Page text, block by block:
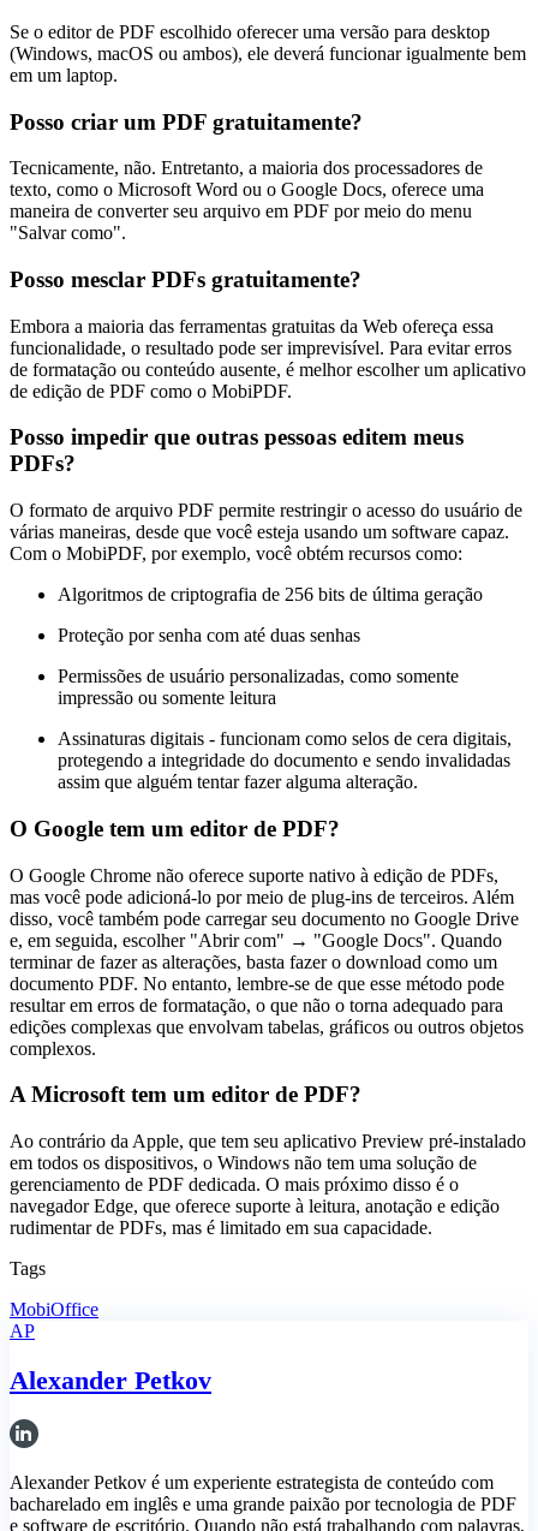
Se o editor de PDF escolhido oferecer uma versão para desktop
(Windows, macOS ou ambos), ele deverá funcionar igualmente bem
em um laptop.
Posso criar um PDF gratuitamente?
Tecnicamente, não. Entretanto, a maioria dos processadores de
texto, como o Microsoft Word ou o Google Docs, oferece uma
maneira de converter seu arquivo em PDF por meio do menu
"Salvar como".
Posso mesclar PDFs gratuitamente?
Embora a maioria das ferramentas gratuitas da Web ofereça essa
funcionalidade, o resultado pode ser imprevisível. Para evitar erros
de formatação ou conteúdo ausente, é melhor escolher um aplicativo
de edição de PDF como o MobiPDF.
Posso impedir que outras pessoas editem meus
PDFs?
O formato de arquivo PDF permite restringir o acesso do usuário de
várias maneiras, desde que você esteja usando um software capaz.
Com o MobiPDF, por exemplo, você obtém recursos como:
Algoritmos de criptografia de 256 bits de última geração
Proteção por senha com até duas senhas
Permissões de usuário personalizadas, como somente
impressão ou somente leitura
Assinaturas digitais - funcionam como selos de cera digitais,
protegendo a integridade do documento e sendo invalidadas
assim que alguém tentar fazer alguma alteração.
O Google tem um editor de PDF?
O Google Chrome não oferece suporte nativo à edição de PDFs,
mas você pode adicioná-lo por meio de plug-ins de terceiros. Além
disso, você também pode carregar seu documento no Google Drive
e, em seguida, escolher "Abrir com" → "Google Docs". Quando
terminar de fazer as alterações, basta fazer o download como um
documento PDF. No entanto, lembre-se de que esse método pode
resultar em erros de formatação, o que não o torna adequado para
edições complexas que envolvam tabelas, gráficos ou outros objetos
complexos.
A Microsoft tem um editor de PDF?
Ao contrário da Apple, que tem seu aplicativo Preview pré-instalado
em todos os dispositivos, o Windows não tem uma solução de
gerenciamento de PDF dedicada. O mais próximo disso é o
navegador Edge, que oferece suporte à leitura, anotação e edição
rudimentar de PDFs, mas é limitado em sua capacidade.
Tags
MobiOffice
AP
Alexander Petkov
Alexander Petkov é um experiente estrategista de conteúdo com
bacharelado em inglês e uma grande paixão por tecnologia de PDF
e software de escritório. Quando não está trabalhando com palavras,